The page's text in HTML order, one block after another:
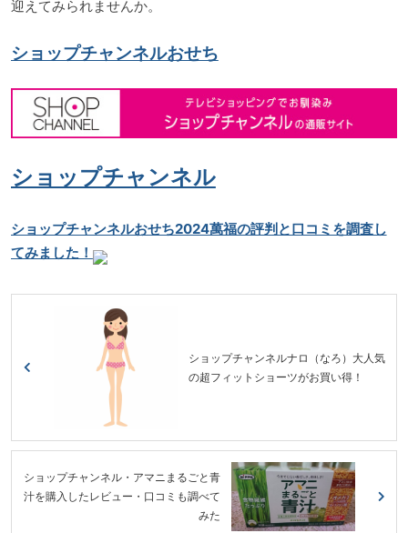
迎えてみられませんか。
ショップチャンネルおせち
ショップチャンネル
ショップチャンネルおせち2024萬福の評判と口コミを調査し
てみました！
ショップチャンネルナロ（なろ）大人気
の超フィットショーツがお買い得！
ショップチャンネル・アマニまるごと青
汁を購入したレビュー・口コミも調べて
みた